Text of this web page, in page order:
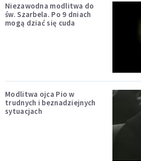
Niezawodna modlitwa do
św. Szarbela. Po 9 dniach
mogą dziać się cuda
Modlitwa ojca Pio w
trudnych i beznadziejnych
sytuacjach